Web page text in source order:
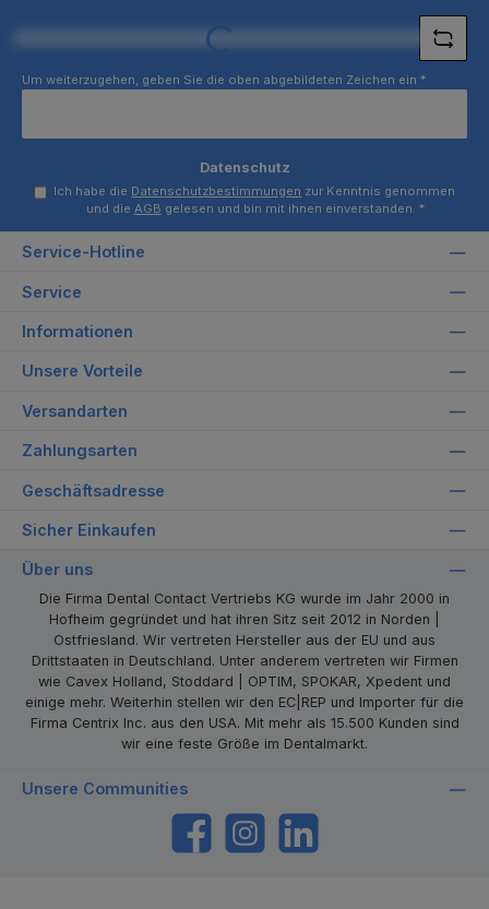
Loading...
Um weiterzugehen, geben Sie die oben abgebildeten Zeichen ein *
Datenschutz
Ich habe die Datenschutzbestimmungen zur Kenntnis genommen
und die AGB gelesen und bin mit ihnen einverstanden. *
Service-Hotline
Service
Informationen
Unsere Vorteile
Versandarten
Zahlungsarten
Geschäftsadresse
Sicher Einkaufen
Über uns
Die Firma Dental Contact Vertriebs KG wurde im Jahr 2000 in
Hofheim gegründet und hat ihren Sitz seit 2012 in Norden |
Ostfriesland. Wir vertreten Hersteller aus der EU und aus
Drittstaaten in Deutschland. Unter anderem vertreten wir Firmen
wie Cavex Holland, Stoddard | OPTIM, SPOKAR, Xpedent und
einige mehr. Weiterhin stellen wir den EC|REP und Importer für die
Firma Centrix Inc. aus den USA. Mit mehr als 15.500 Kunden sind
wir eine feste Größe im Dentalmarkt.
Unsere Communities
https://www.facebook.com/dentalcontact
Instagram LinkedIn